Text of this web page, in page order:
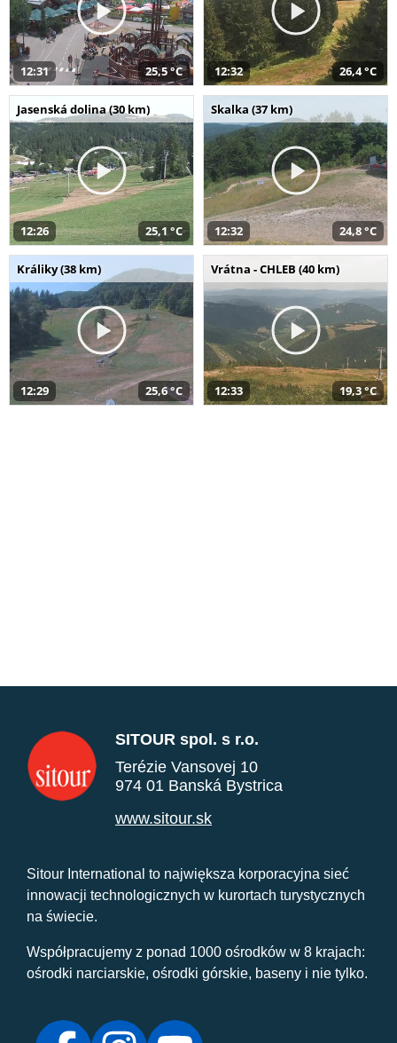
12:31 25,5 °C 12:32 26,4 °C
Jasenská dolina (30 km)
12:26 25,1 °C
Skalka (37 km)
12:32 24,8 °C
Králiky (38 km)
12:29 25,6 °C
Vrátna - CHLEB (40 km)
12:33 19,3 °C
SITOUR spol. s r.o.
Terézie Vansovej 10
974 01 Banská Bystrica
www.sitour.sk
Sitour International to największa korporacyjna sieć
innowacji technologicznych w kurortach turystycznych
na świecie.
Współpracujemy z ponad 1000 ośrodków w 8 krajach:
ośrodki narciarskie, ośrodki górskie, baseny i nie tylko.